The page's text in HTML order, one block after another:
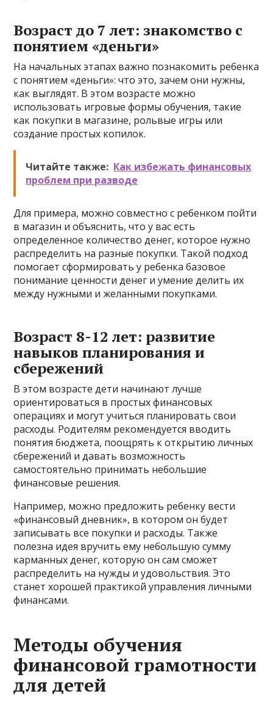
Возраст до 7 лет: знакомство с
понятием «деньги»
На начальных этапах важно познакомить ребенка
с понятием «деньги»: что это, зачем они нужны,
как выглядят. В этом возрасте можно
использовать игровые формы обучения, такие
как покупки в магазине, рольвые игры или
создание простых копилок.
Читайте также: Как избежать финансовых
проблем при разводе
Для примера, можно совместно с ребенком пойти
в магазин и объяснить, что у вас есть
определенное количество денег, которое нужно
распределить на разные покупки. Такой подход
помогает сформировать у ребенка базовое
понимание ценности денег и умение делить их
между нужными и желанными покупками.
Возраст 8-12 лет: развитие
навыков планирования и
сбережений
В этом возрасте дети начинают лучше
ориентироваться в простых финансовых
операциях и могут учиться планировать свои
расходы. Родителям рекомендуется вводить
понятия бюджета, поощрять к открытию личных
сбережений и давать возможность
самостоятельно принимать небольшие
финансовые решения.
Например, можно предложить ребенку вести
«финансовый дневник», в котором он будет
записывать все покупки и расходы. Также
полезна идея вручить ему небольшую сумму
карманных денег, которую он сам сможет
распределить на нужды и удовольствия. Это
станет хорошей практикой управления личными
финансами.
Методы обучения
финансовой грамотности
для детей